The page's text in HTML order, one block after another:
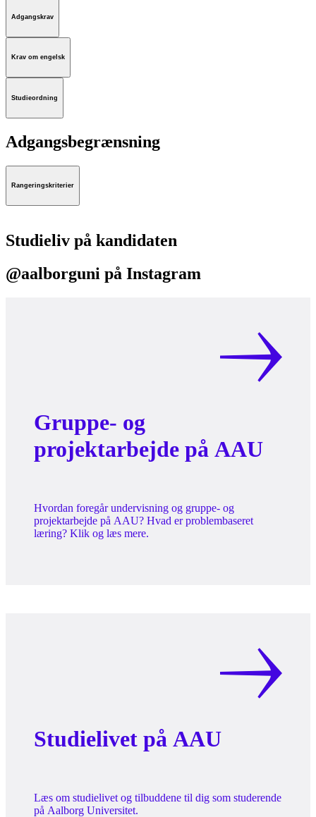
Adgangskrav
Krav om engelsk
Studieordning
Adgangsbegrænsning
Rangeringskriterier
Studieliv på kandidaten
@aalborguni på Instagram
Gruppe- og
projektarbejde på AAU
Hvordan foregår undervisning og gruppe- og
projektarbejde på AAU? Hvad er problembaseret
læring? Klik og læs mere.
Studielivet på AAU
Læs om studielivet og tilbuddene til dig som studerende
på Aalborg Universitet.